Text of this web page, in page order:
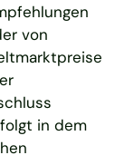
von
in dem